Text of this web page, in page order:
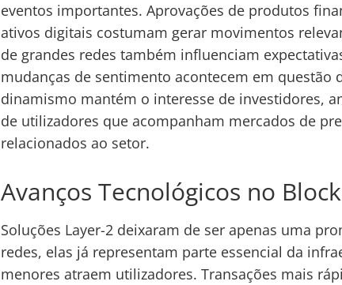
eventos importantes. Aprovações de produtos
ativos digitais costumam gerar movimentos
de grandes redes também influenciam
mudanças de sentimento acontecem em questão
dinamismo mantém o interesse de investidores,
de utilizadores que acompanham mercados de
relacionados ao setor.
Avanços Tecnológicos no
Soluções Layer-2 deixaram de ser apenas uma
redes, elas já representam parte essencial da
menores atraem utilizadores. Transações mais